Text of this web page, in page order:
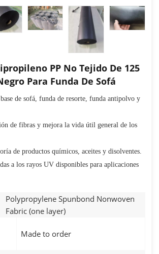
PP No Tejido De 125
Para Funda De Sofá
de sofá, funda de resorte, funda antipolvo y
de fibras y mejora la vida útil general de los
de productos químicos, aceites y disolventes.
a los rayos UV disponibles para aplicaciones
Polypropylene Spunbond Nonwoven
Fabric (one layer)
Made to order